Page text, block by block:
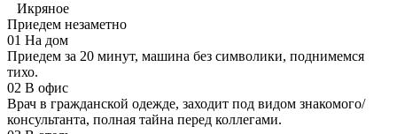
Икряное
Приедем незаметно
01 На дом
Приедем за 20 минут, машина без символики, поднимемся
тихо.
02 В офис
Врач в гражданской одежде, заходит под видом знакомого/
консультанта, полная тайна перед коллегами.